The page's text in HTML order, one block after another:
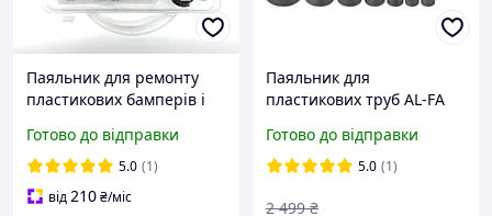
Паяльник для ремонту
пластикових бамперів і
50 Вт 200 скоб HM
Готово до відправки
5.0 (1)
від210₴/міс
Паяльник для
пластикових труб AL-FA
для пайки пластикових
поліпропіленових труб
Готово до відправки
5.0 (1)
2 499 ₴